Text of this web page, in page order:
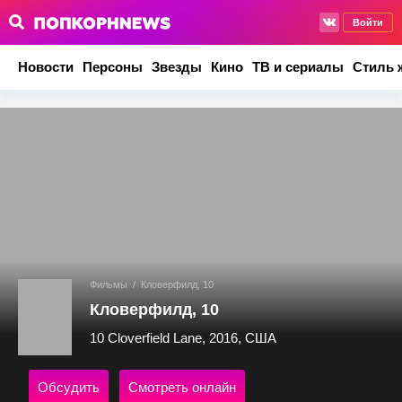
Войти
Новости Персоны Звезды Кино ТВ и сериалы Стиль
Фильмы / Кловерфилд, 10
Кловерфилд, 10
10 Cloverfield Lane, 2016, США
Обсудить Смотреть онлайн